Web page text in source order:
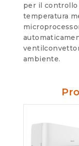
per il controllo
temperatura
ambiente.